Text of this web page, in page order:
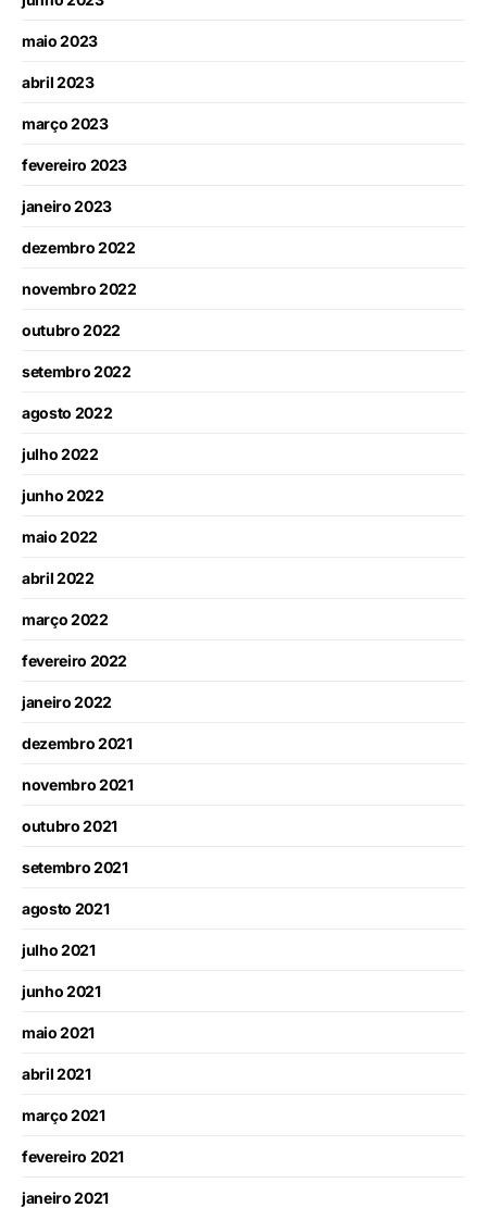
maio 2023
abril 2023
março 2023
fevereiro 2023
janeiro 2023
dezembro 2022
novembro 2022
outubro 2022
setembro 2022
agosto 2022
julho 2022
junho 2022
maio 2022
abril 2022
março 2022
fevereiro 2022
janeiro 2022
dezembro 2021
novembro 2021
outubro 2021
setembro 2021
agosto 2021
julho 2021
junho 2021
maio 2021
abril 2021
março 2021
fevereiro 2021
janeiro 2021